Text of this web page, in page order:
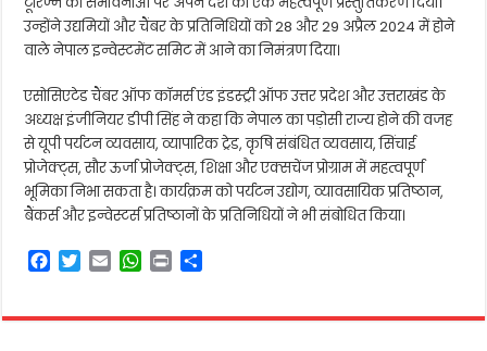
उन्होंने उद्यमियों और चैंबर के प्रतिनिधियों को 28 और 29 अप्रैल 2024 में होने
वाले नेपाल इन्वेस्टमेंट समिट में आने का निमंत्रण दिया।
एसोसिएटेड चैंबर ऑफ कॉमर्स एंड इंडस्ट्री ऑफ उत्तर प्रदेश और उत्तराखंड के
अध्यक्ष इंजीनियर डीपी सिंह ने कहा कि नेपाल का पड़ोसी राज्य होने की वजह
से यूपी पर्यटन व्यवसाय, व्यापारिक ट्रेड, कृषि संबंधित व्यवसाय, सिंचाई
प्रोजेक्ट्स, सौर ऊर्जा प्रोजेक्ट्स, शिक्षा और एक्सचेंज प्रोग्राम में महत्वपूर्ण
भूमिका निभा सकता है। कार्यक्रम को पर्यटन उद्योग, व्यावसायिक प्रतिष्ठान,
बैंकर्स और इन्वेस्टर्स प्रतिष्ठानों के प्रतिनिधियों ने भी संबोधित किया।
F
e
T
t
E
i
W
t
P
n
r